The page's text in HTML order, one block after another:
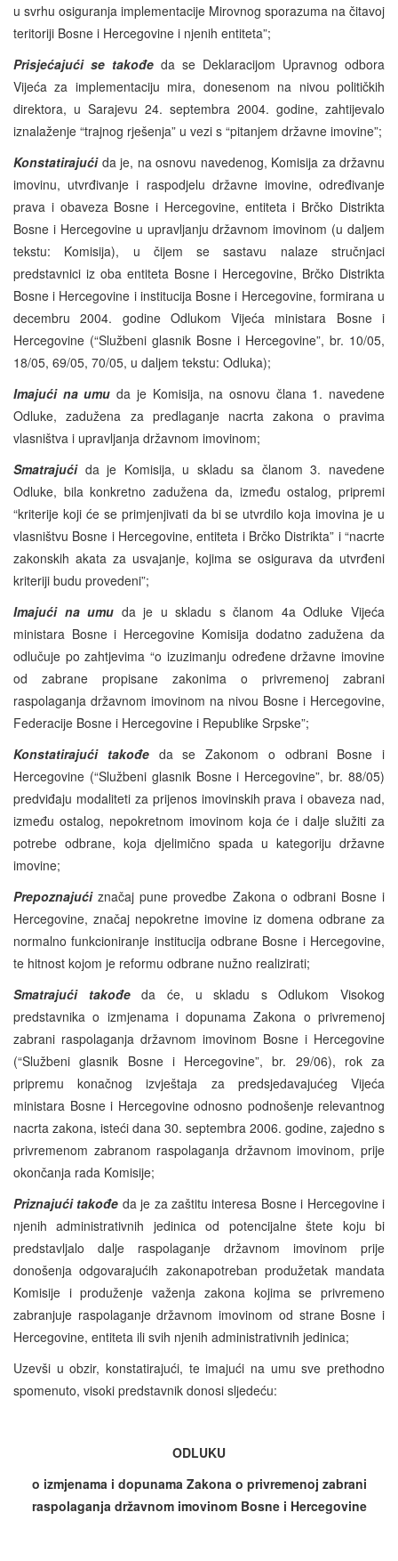
u svrhu osiguranja implementacije Mirovnog sporazuma na čitavoj
teritoriji Bosne i Hercegovine i njenih entiteta”;
Prisjećajući se takođe da se Deklaracijom Upravnog odbora
Vijeća za implementaciju mira, donesenom na nivou političkih
direktora, u Sarajevu 24. septembra 2004. godine, zahtijevalo
iznalaženje “trajnog rješenja” u vezi s “pitanjem državne imovine”;
Konstatirajući da je, na osnovu navedenog, Komisija za državnu
imovinu, utvrđivanje i raspodjelu državne imovine, određivanje
prava i obaveza Bosne i Hercegovine, entiteta i Brčko Distrikta
Bosne i Hercegovine u upravljanju državnom imovinom (u daljem
tekstu: Komisija), u čijem se sastavu nalaze stručnjaci
predstavnici iz oba entiteta Bosne i Hercegovine, Brčko Distrikta
Bosne i Hercegovine i institucija Bosne i Hercegovine, formirana u
decembru 2004. godine Odlukom Vijeća ministara Bosne i
Hercegovine (“Službeni glasnik Bosne i Hercegovine”, br. 10/05,
18/05, 69/05, 70/05, u daljem tekstu: Odluka);
Imajući na umuda je Komisija, na osnovu člana 1. navedene
Odluke, zadužena za predlaganje nacrta zakona o pravima
vlasništva i upravljanja državnom imovinom;
Smatrajući da je Komisija, u skladu sa članom 3. navedene
Odluke, bila konkretno zadužena da, između ostalog, pripremi
“kriterije koji će se primjenjivati da bi se utvrdilo koja imovina je u
vlasništvu Bosne i Hercegovine, entiteta i Brčko Distrikta” i “nacrte
zakonskih akata za usvajanje, kojima se osigurava da utvrđeni
kriteriji budu provedeni”;
Imajući na umu da je u skladu s članom 4a Odluke Vijeća
ministara Bosne i Hercegovine Komisija dodatno zadužena da
odlučuje po zahtjevima “o izuzimanju određene državne imovine
od zabrane propisane zakonima o privremenoj zabrani
raspolaganja državnom imovinom na nivou Bosne i Hercegovine,
Federacije Bosne i Hercegovine i Republike Srpske”;
Konstatirajući takođe da se Zakonom o odbrani Bosne i
Hercegovine (“Službeni glasnik Bosne i Hercegovine”, br. 88/05)
predviđaju modaliteti za prijenos imovinskih prava i obaveza nad,
između ostalog, nepokretnom imovinom koja će i dalje služiti za
potrebe odbrane, koja djelimično spada u kategoriju državne
imovine;
Prepoznajućiznačaj pune provedbe Zakona o odbrani Bosne i
Hercegovine, značaj nepokretne imovine iz domena odbrane za
normalno funkcioniranje institucija odbrane Bosne i Hercegovine,
te hitnost kojom je reformu odbrane nužno realizirati;
Smatrajući takođeda će, u skladu s Odlukom Visokog
predstavnika o izmjenama i dopunama Zakona o privremenoj
zabrani raspolaganja državnom imovinom Bosne i Hercegovine
(“Službeni glasnik Bosne i Hercegovine”, br. 29/06), rok za
pripremu konačnog izvještaja za predsjedavajućeg Vijeća
ministara Bosne i Hercegovine odnosno podnošenje relevantnog
nacrta zakona, isteći dana 30. septembra 2006. godine, zajedno s
privremenom zabranom raspolaganja državnom imovinom, prije
okončanja rada Komisije;
Priznajući takođe da je za zaštitu interesa Bosne i Hercegovine i
njenih administrativnih jedinica od potencijalne štete koju bi
predstavljalo dalje raspolaganje državnom imovinom prije
donošenja odgovarajućih zakonapotreban produžetak mandata
Komisije i produženje važenja zakona kojima se privremeno
zabranjuje raspolaganje državnom imovinom od strane Bosne i
Hercegovine, entiteta ili svih njenih administrativnih jedinica;
Uzevši u obzir, konstatirajući, te imajući na umu sve prethodno
spomenuto, visoki predstavnik donosi sljedeću:
ODLUKU
o izmjenama i dopunama Zakona o privremenoj zabrani
raspolaganja državnom imovinom Bosne i Hercegovine